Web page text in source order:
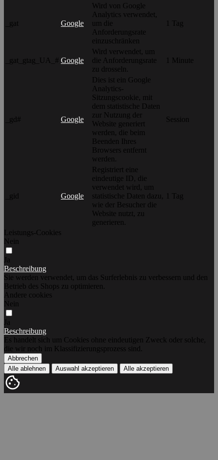
_gat Google
Wird von Google
Analytics verwendet,
um die
Anforderungsrate
einzuschränken
1 Tag
_gat_gtag_UA_# Google
Wird verwendet, um
die Anforderungsrate
zu drosseln.
1 Minute
_gd# Google
Dies ist ein Google
Analytics-
Sitzungscookie, mit
dem statistische Daten
zur Nutzung der
Website generiert
werden, die beim
Beenden Ihres
Browsers entfernt
werden.
Session
_gid Google
Registriert eine
eindeutige ID, die
verwendet wird, um
statistische Daten dazu,
wie der Besucher die
Website nutzt, zu
generieren.
1 Tag
Leistungs-Cookies
Nein
Ja
Beschreibung
Sie werden verwendet, um das Surferlebnis zu verbessern und den
Betrieb des Shops zu optimieren.
Andere cookies
Nein
Ja
Beschreibung
Es handelt sich um Cookies ohne eindeutigen Zweck oder solche,
die wir noch im Klassifizierungsprozess sind.
Abbrechen
Alle ablehnen
Auswahl akzeptieren Alle akzeptieren